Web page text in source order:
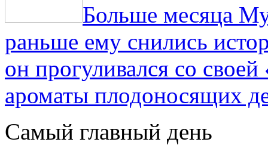
Больше месяца
раньше ему снились
он прогуливался со
ароматы плодоносящих
Самый главный день